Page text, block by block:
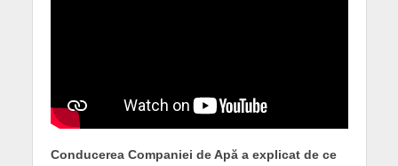
Conducerea Companiei de Apă a explicat de ce